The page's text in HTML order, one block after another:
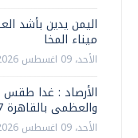
اليمن يدين بأشد
ميناء المخا
الأحد، 09 اغسطس 2026 06:38 م
الأرصاد : غدا طقس
والعظمى بالقاهرة 37
الأحد، 09 اغسطس 2026 06:36 م